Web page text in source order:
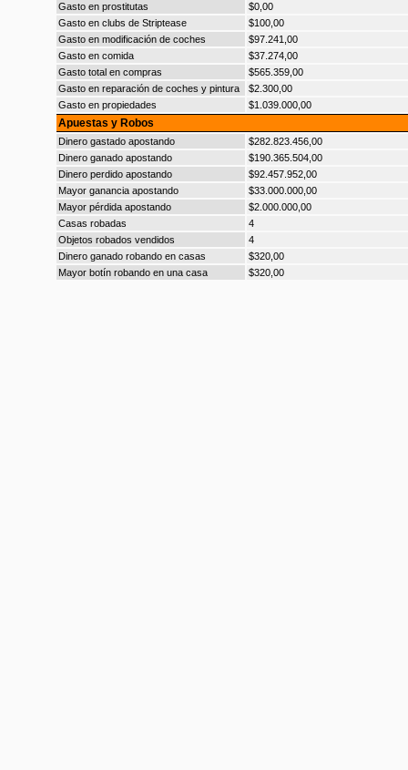
Gasto en prostitutas
$0,00
Gasto en clubs de Striptease
$100,00
Gasto en modificación de coches
$97.241,00
Gasto en comida
$37.274,00
Gasto total en compras
$565.359,00
Gasto en reparación de coches y pintura
$2.300,00
Gasto en propiedades
$1.039.000,00
Apuestas y Robos
Dinero gastado apostando
$282.823.456,00
Dinero ganado apostando
$190.365.504,00
Dinero perdido apostando
$92.457.952,00
Mayor ganancia apostando
$33.000.000,00
Mayor pérdida apostando
$2.000.000,00
Casas robadas
4
Objetos robados vendidos
4
Dinero ganado robando en casas
$320,00
Mayor botín robando en una casa
$320,00